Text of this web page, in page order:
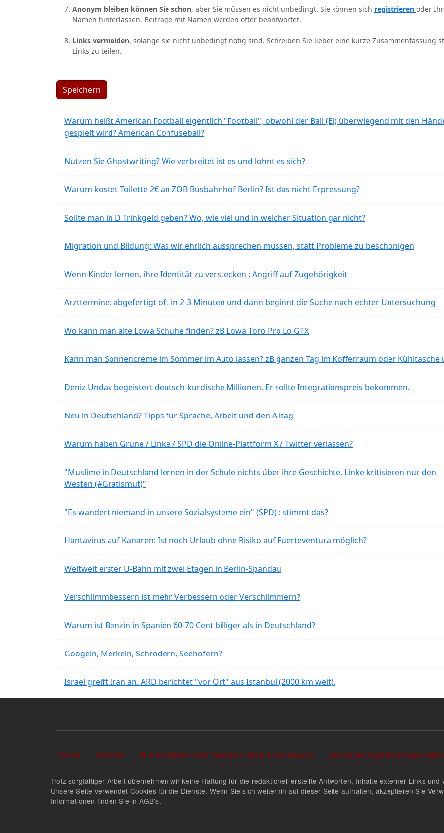
Anonym bleiben können Sie schon, aber Sie müssen es nicht unbedingt. Sie können sich registrieren oder
Namen hinterlassen. Beiträge mit Namen werden öfter beantwortet.
Links vermeiden, solange sie nicht unbedingt nötig sind. Schreiben Sie lieber eine kurze Zusammenfassung
Links zu teilen.
Speichern
Warum heißt American Football eigentlich "Football", obwohl der Ball (Ei) überwiegend mit den
gespielt wird? American Confuseball?
Nutzen Sie Ghostwriting? Wie verbreitet ist es und lohnt es sich?
Warum kostet Toilette 2€ an ZOB Busbahnhof Berlin? Ist das nicht Erpressung?
Sollte man in D Trinkgeld geben? Wo, wie viel und in welcher Situation gar nicht?
Migration und Bildung: Was wir ehrlich aussprechen müssen, statt Probleme zu beschönigen
Wenn Kinder lernen, ihre Identität zu verstecken : Angriff auf Zugehörigkeit
Arzttermine: abgefertigt oft in 2-3 Minuten und dann beginnt die Suche nach echter Untersuchung
Wo kann man alte Lowa Schuhe finden? zB Lowa Toro Pro Lo GTX
Kann man Sonnencreme im Sommer im Auto lassen? zB ganzen Tag im Kofferraum oder Kühltasche
Deniz Undav begeistert deutsch-kurdische Millionen. Er sollte Integrationspreis bekommen.
Neu in Deutschland? Tipps für Sprache, Arbeit und den Alltag
Warum haben Grüne / Linke / SPD die Online-Plattform X / Twitter verlassen?
"Muslime in Deutschland lernen in der Schule nichts über ihre Geschichte. Linke kritisieren nur den
Westen (#Gratismut)"
"Es wandert niemand in unsere Sozialsysteme ein" (SPD) : stimmt das?
Hantavirus auf Kanaren: Ist noch Urlaub ohne Risiko auf Fuerteventura möglich?
Weltweit erster U-Bahn mit zwei Etagen in Berlin-Spandau
Verschlimmbessern ist mehr Verbessern oder Verschlimmern?
Warum ist Benzin in Spanien 60-70 Cent billiger als in Deutschland?
Googeln, Merkeln, Schrödern, Seehofern?
Israel greift Iran an. ARD berichtet "vor Ort" aus Istanbul (2000 km weit).
Sekundärlinks
Home Kontakt Alle Angaben ohne Gewähr! | AGB & Impressum Einbürgerungstest
Trotz sorgfältiger Arbeit übernehmen wir keine Haftung für die redaktionell erstellte Antworten, Inhalte externer Links
Unsere Seite verwendet Cookies für die Dienste. Wenn Sie sich weiterhin auf dieser Seite aufhalten, akzeptieren Sie
Informationen finden Sie in AGB's.